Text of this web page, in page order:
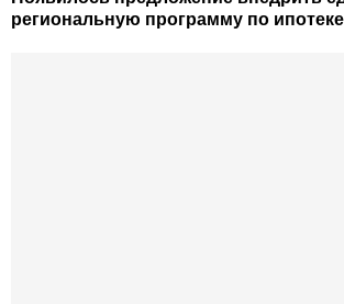
региональную программу по